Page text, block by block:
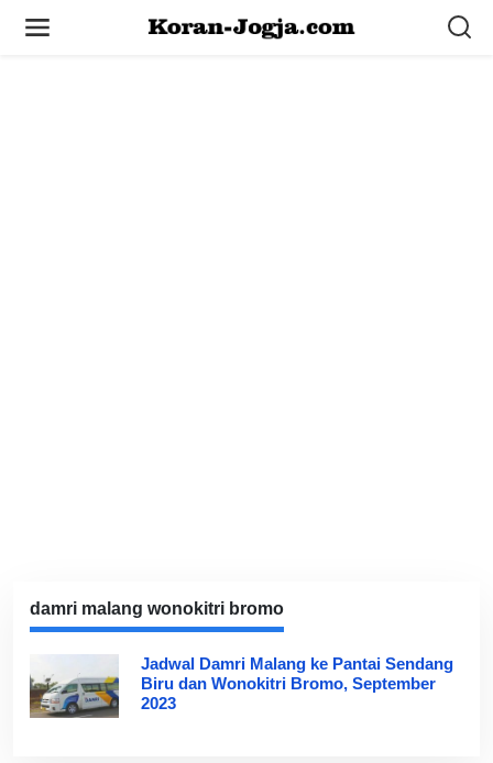
damri malang wonokitri bromo
Jadwal Damri Malang ke Pantai Sendang
Biru dan Wonokitri Bromo, September
2023